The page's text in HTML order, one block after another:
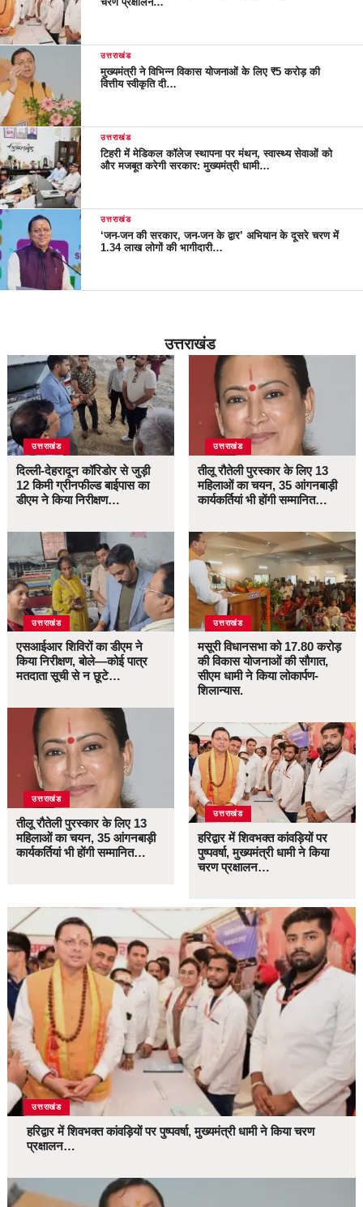
उत्तराखंड
मुख्यमंत्री ने विभिन्न विकास योजनाओं के लिए ₹5 करोड़ की
वित्तीय स्वीकृति दी…
उत्तराखंड
टिहरी में मेडिकल कॉलेज स्थापना पर मंथन, स्वास्थ्य सेवाओं को
और मजबूत करेगी सरकार: मुख्यमंत्री धामी…
उत्तराखंड
‘जन-जन की सरकार, जन-जन के द्वार’ अभियान के दूसरे चरण में
1.34 लाख लोगों की भागीदारी…
उत्तराखंड
उत्तराखंड
दिल्ली-देहरादून कॉरिडोर से जुड़ी
12 किमी ग्रीनफील्ड बाईपास का
डीएम ने किया निरीक्षण…
उत्तराखंड
एसआईआर शिविरों का डीएम ने
किया निरीक्षण, बोले—कोई पात्र
मतदाता सूची से न छूटे…
उत्तराखंड
तीलू रौतेली पुरस्कार के लिए 13
महिलाओं का चयन, 35 आंगनबाड़ी
कार्यकर्तियां भी होंगी सम्मानित…
उत्तराखंड
तीलू रौतेली पुरस्कार के लिए 13
महिलाओं का चयन, 35 आंगनबाड़ी
कार्यकर्तियां भी होंगी सम्मानित…
उत्तराखंड
मसूरी विधानसभा को 17.80 करोड़
की विकास योजनाओं की सौगात,
सीएम धामी ने किया लोकार्पण-
शिलान्यास.
उत्तराखंड
हरिद्वार में शिवभक्त कांवड़ियों पर
पुष्पवर्षा, मुख्यमंत्री धामी ने किया
चरण प्रक्षालन…
उत्तराखंड
हरिद्वार में शिवभक्त कांवड़ियों पर पुष्पवर्षा, मुख्यमंत्री धामी ने किया चरण
प्रक्षालन…